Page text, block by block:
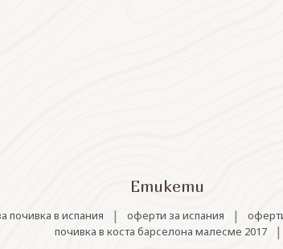
Етикети
почивка в испания | оферти за испания |
почивка в коста барселона малесме 2017 |